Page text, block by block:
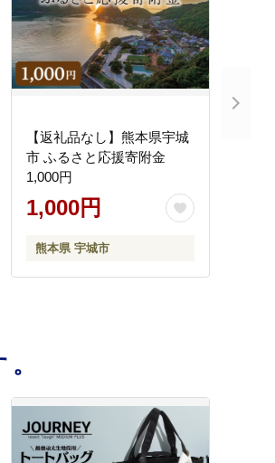
【返礼品なし】熊本県宇城
市 ふるさと応援寄附金
1,000円
1,000円
熊本県 宇城市